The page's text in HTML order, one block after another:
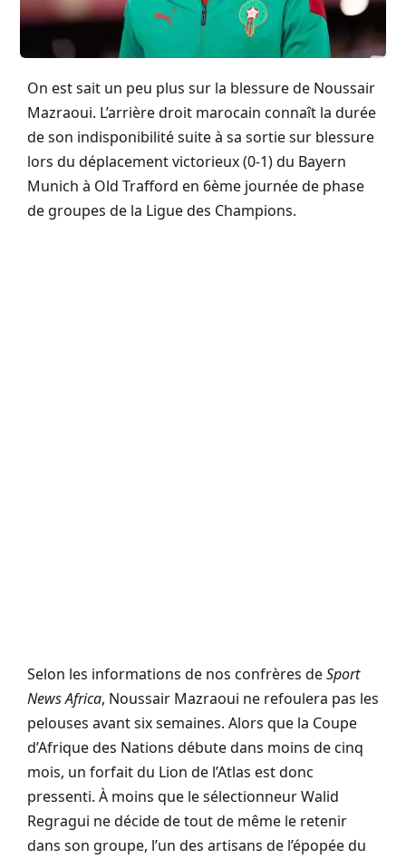
On est sait un peu plus sur la blessure de Noussair
Mazraoui. L’arrière droit marocain connaît la durée
de son indisponibilité suite à sa sortie sur blessure
lors du déplacement victorieux (0-1) du Bayern
Munich à Old Trafford en 6ème journée de phase
de groupes de la Ligue des Champions.
Selon les informations de nos confrères deSport
News Africa, Noussair Mazraoui ne refoulera pas les
pelouses avant six semaines. Alors que la Coupe
d’Afrique des Nations débute dans moins de cinq
mois, un forfait du Lion de l’Atlas est donc
pressenti. À moins que le sélectionneur Walid
Regragui ne décide de tout de même le retenir
dans son groupe, l’un des artisans de l’épopée du